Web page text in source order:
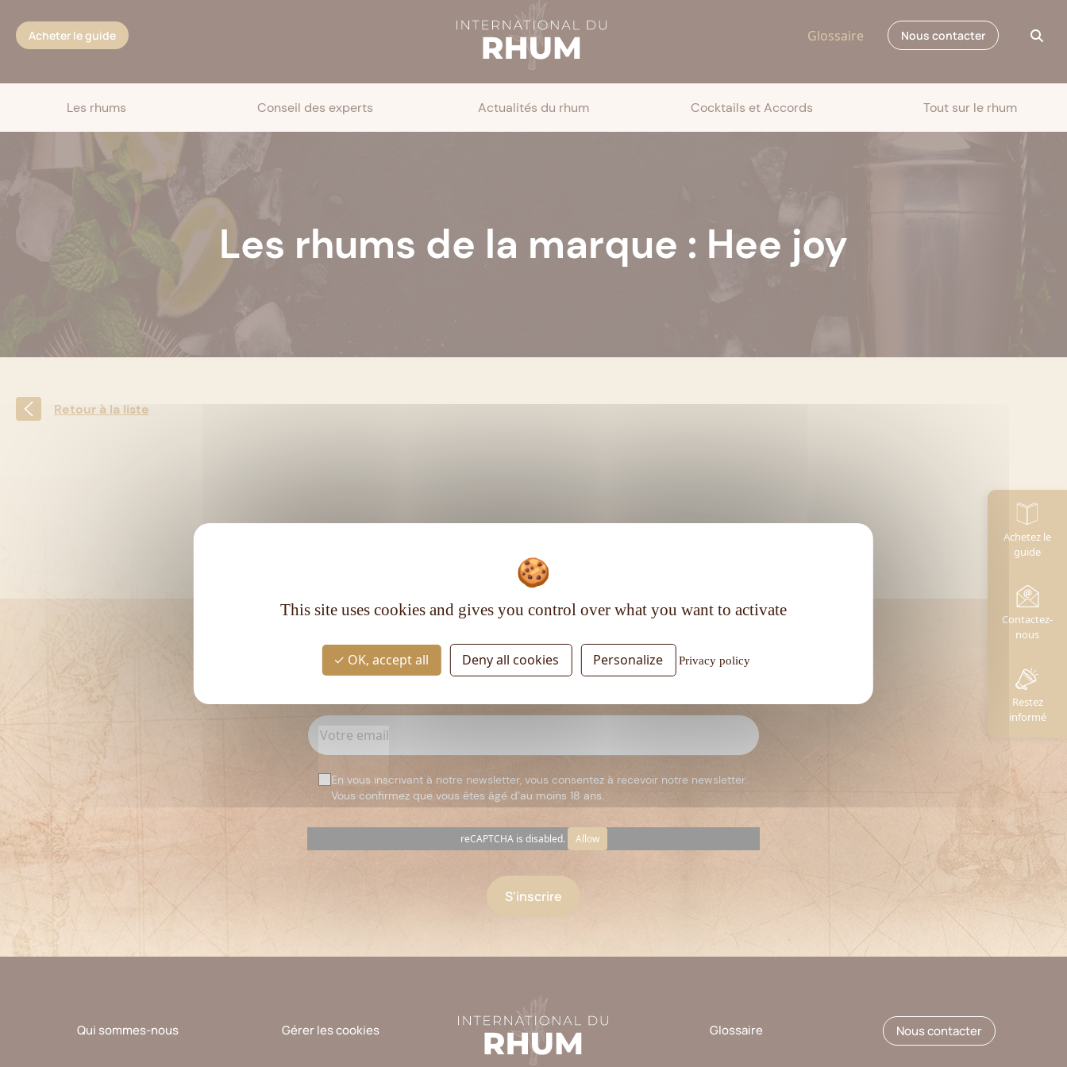
Acheter le guide Glossaire Nous contacter
Les rhums Conseil des experts Actualités du rhum Cocktails et Accords Tout sur le rhum
Les rhums de la marque : Hee joy
Retour à la liste
Inscrivez-vous à la newsletter
En vous inscrivant à notre newsletter, vous consentez à recevoir notre newsletter.
Vous confirmez que vous êtes âgé d’au moins 18 ans.
reCAPTCHA is disabled. Allow
Qui sommes-nous Gérer les cookies Glossaire Nous contacter
Achetez le
guide
Contactez-
nous
Restez
informé
This site uses cookies and gives you control over what you want to activate
OK, accept all Deny all cookies Personalize Privacy policy